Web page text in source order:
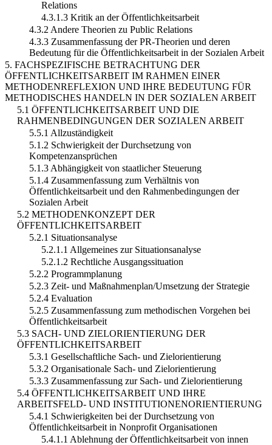
Relations
4.3.1.3 Kritik an der Öffentlichkeitsarbeit
4.3.2 Andere Theorien zu Public Relations
4.3.3 Zusammenfassung der PR-Theorien und deren
Bedeutung für die Öffentlichkeitsarbeit in der Sozialen Arbeit
5. FACHSPEZIFISCHE BETRACHTUNG DER
ÖFFENTLICHKEITSARBEIT IM RAHMEN EINER
METHODENREFLEXION UND IHRE BEDEUTUNG FÜR
METHODISCHES HANDELN IN DER SOZIALEN ARBEIT
5.1 ÖFFENTLICHKEITSARBEIT UND DIE
RAHMENBEDINGUNGEN DER SOZIALEN ARBEIT
5.5.1 Allzuständigkeit
5.1.2 Schwierigkeit der Durchsetzung von
Kompetenzansprüchen
5.1.3 Abhängigkeit von staatlicher Steuerung
5.1.4 Zusammenfassung zum Verhältnis von
Öffentlichkeitsarbeit und den Rahmenbedingungen der
Sozialen Arbeit
5.2 METHODENKONZEPT DER
ÖFFENTLICHKEITSARBEIT
5.2.1 Situationsanalyse
5.2.1.1 Allgemeines zur Situationsanalyse
5.2.1.2 Rechtliche Ausgangssituation
5.2.2 Programmplanung
5.2.3 Zeit- und Maßnahmenplan/Umsetzung der Strategie
5.2.4 Evaluation
5.2.5 Zusammenfassung zum methodischen Vorgehen bei
Öffentlichkeitsarbeit
5.3 SACH- UND ZIELORIENTIERUNG DER
ÖFFENTLICHKEITSARBEIT
5.3.1 Gesellschaftliche Sach- und Zielorientierung
5.3.2 Organisationale Sach- und Zielorientierung
5.3.3 Zusammenfassung zur Sach- und Zielorientierung
5.4 ÖFFENTLICHKEITSARBEIT UND IHRE
ARBEITSFELD- UND INSTITUTIONENORIENTIERUNG
5.4.1 Schwierigkeiten bei der Durchsetzung von
Öffentlichkeitsarbeit in Nonprofit Organisationen
5.4.1.1 Ablehnung der Öffentlichkeitsarbeit von innen